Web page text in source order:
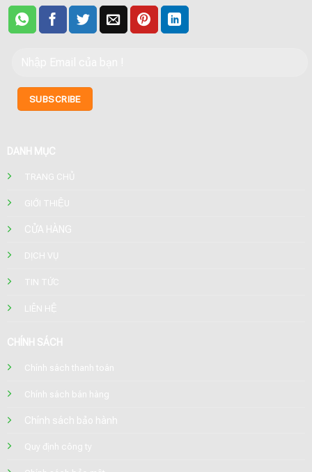
DANH MỤC
TRANG CHỦ
GIỚI THIỆU
CỬA HÀNG
DỊCH VỤ
TIN TỨC
LIÊN HỆ
CHÍNH SÁCH
Chính sách thanh toán
Chính sách bán hàng
Chính sách bảo hành
Quy định công ty